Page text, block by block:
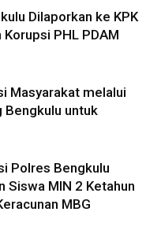
Dilaporkan ke KPK
PHL PDAM
Masyarakat melalui
Bengkulu untuk
Polres Bengkulu
Siswa MIN 2 Ketahun
MBG